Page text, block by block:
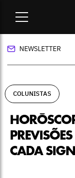
completas para cada
NEWSLETTER
COLUNISTAS
CADA